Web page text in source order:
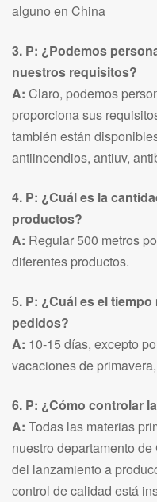
alguno en China
3. P: ¿Podemos
nuestros requisitos?
A: Claro, podemos
proporciona sus
también están
antiincendios, antiuv,
4. P: ¿Cuál es la
productos?
A: Regular 500 metros
diferentes productos.
5. P: ¿Cuál es el
pedidos?
A: 10-15 días, excepto
vacaciones de
6. P: ¿Cómo controlar
A: Todas las materias
nuestro departamento
del lanzamiento a
control de calidad está